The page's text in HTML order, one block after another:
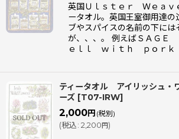
英国Ｕｌｓｔｅｒ Ｗｅａｖ
ータオル。英国王室御用達の
ブやスパイスの名前の下には
が、、、。 例えばＳＡＧ
ｅｌｌ ｗｉｔｈ ｐｏｒ
ティータオル アイリッシュ・
ーズ [T07-IRW]
2,000円 (税別)
(税込: 2,200 円)